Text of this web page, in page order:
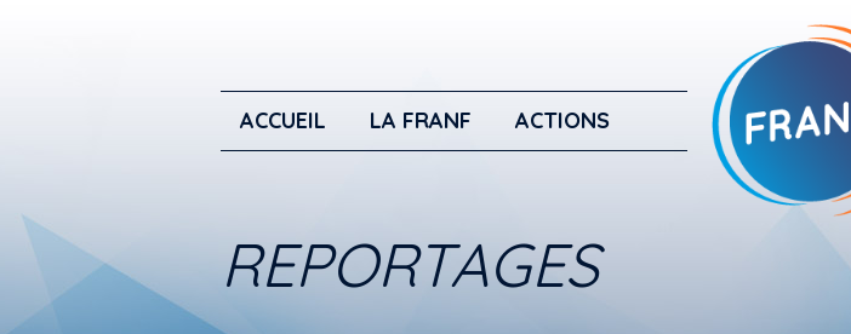
ACCUEIL LA FRANF ACTIONS
REPORTAGES